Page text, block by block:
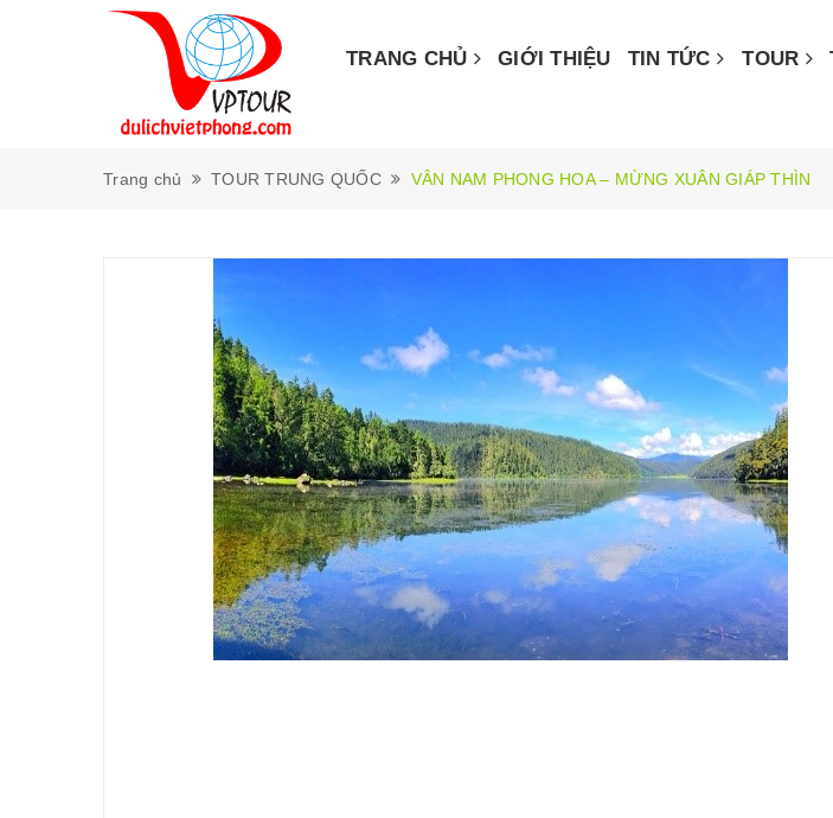
TRANG CHỦ GIỚI THIỆU TIN TỨC TOUR
Trang chủ TOUR TRUNG QUỐC VÂN NAM PHONG HOA – MỪNG XUÂN GIÁP THÌN